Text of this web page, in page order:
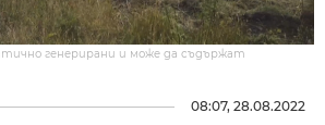
генерирани и може да съдържат
08:07, 28.08.2022